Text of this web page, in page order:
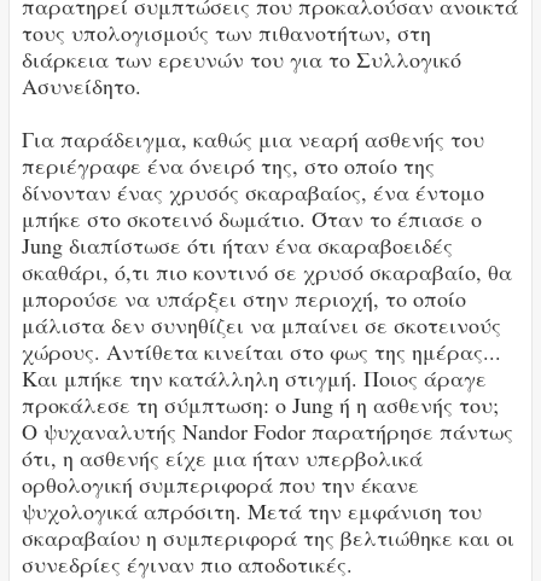
παρατηρεί συμπτώσεις που προκαλούσαν ανοικτά
τους υπολογισμούς των πιθανοτήτων, στη
διάρκεια των ερευνών του για το Συλλογικό
Ασυνείδητο.
Για παράδειγμα, καθώς μια νεαρή ασθενής του
περιέγραφε ένα όνειρό της, στο οποίο της
δίνονταν ένας χρυσός σκαραβαίος, ένα έντομο
μπήκε στο σκοτεινό δωμάτιο. Όταν το έπιασε ο
Jung διαπίστωσε ότι ήταν ένα σκαραβοειδές
σκαθάρι, ό,τι πιο κοντινό σε χρυσό σκαραβαίο, θα
μπορούσε να υπάρξει στην περιοχή, το οποίο
μάλιστα δεν συνηθίζει να μπαίνει σε σκοτεινούς
χώρους. Αντίθετα κινείται στο φως της ημέρας...
Και μπήκε την κατάλληλη στιγμή. Ποιος άραγε
προκάλεσε τη σύμπτωση: ο Jung ή η ασθενής του;
Ο ψυχαναλυτής Nandor Fodor παρατήρησε πάντως
ότι, η ασθενής είχε μια ήταν υπερβολικά
ορθολογική συμπεριφορά που την έκανε
ψυχολογικά απρόσιτη. Μετά την εμφάνιση του
σκαραβαίου η συμπεριφορά της βελτιώθηκε και οι
συνεδρίες έγιναν πιο αποδοτικές.